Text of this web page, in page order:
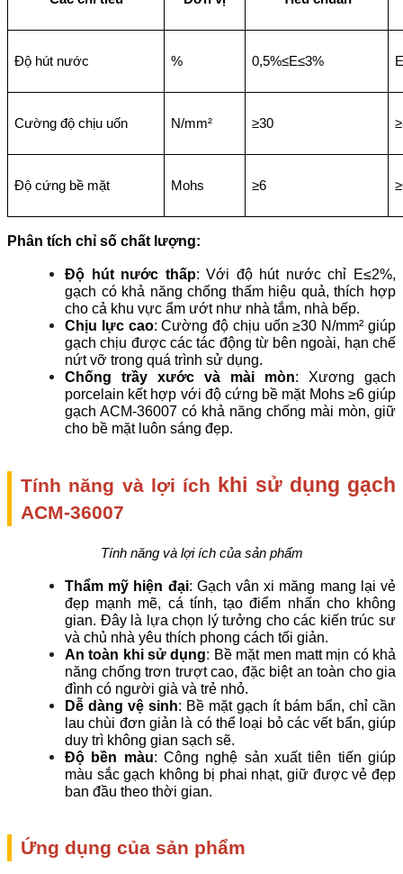
Độ hút nước % 0,5%≤E≤3%
Cường độ chịu uốn N/mm² ≥30
Độ cứng bề mặt Mohs ≥6
Phân tích chỉ số chất lượng:
Độ hút nước thấp: Với độ hút nước chỉ E≤2%,
gạch có khả năng chống thấm hiệu quả, thích hợp
cho cả khu vực ẩm ướt như nhà tắm, nhà bếp.
Chịu lực cao: Cường độ chịu uốn ≥30 N/mm² giúp
gạch chịu được các tác động từ bên ngoài, hạn chế
nứt vỡ trong quá trình sử dụng.
Chống trầy xước và mài mòn: Xương gạch
porcelain kết hợp với độ cứng bề mặt Mohs ≥6 giúp
gạch ACM-36007 có khả năng chống mài mòn, giữ
cho bề mặt luôn sáng đẹp.
Tính năng và lợi ích
ACM-36007
Tính năng và lợi ích của sản phẩm
Thẩm mỹ hiện đại: Gạch vân xi măng mang lại vẻ
đẹp mạnh mẽ, cá tính, tạo điểm nhấn cho không
gian. Đây là lựa chọn lý tưởng cho các kiến trúc sư
và chủ nhà yêu thích phong cách tối giản.
An toàn khi sử dụng: Bề mặt men matt mịn có khả
năng chống trơn trượt cao, đặc biệt an toàn cho gia
đình có người già và trẻ nhỏ.
Dễ dàng vệ sinh: Bề mặt gạch ít bám bẩn, chỉ cần
lau chùi đơn giản là có thể loại bỏ các vết bẩn, giúp
duy trì không gian sạch sẽ.
Độ bền màu: Công nghệ sản xuất tiên tiến giúp
màu sắc gạch không bị phai nhạt, giữ được vẻ đẹp
ban đầu theo thời gian.
Ứng dụng của sản phẩm